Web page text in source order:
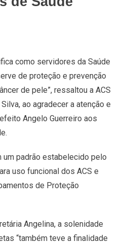
como servidores da Saúde
de proteção e prevenção
de pele”, ressaltou a ACS
ao agradecer a atenção e
Angelo Guerreiro aos
padrão estabelecido pelo
uso funcional dos ACS e
de Proteção
Angelina, a solenidade
“também teve a finalidade